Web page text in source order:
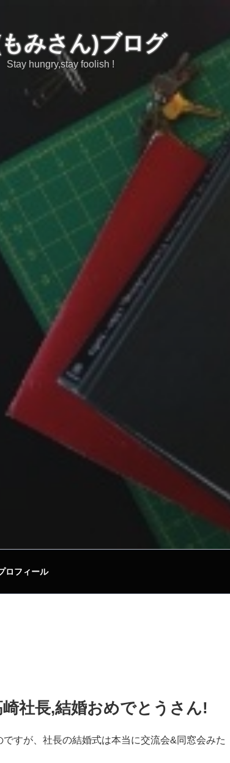
みさん)ブログ
Stay hungry,stay foolish !
ロフィール
社長,結婚おめでとうさん!
すが、社長の結婚式は本当に交流会&同窓会みた